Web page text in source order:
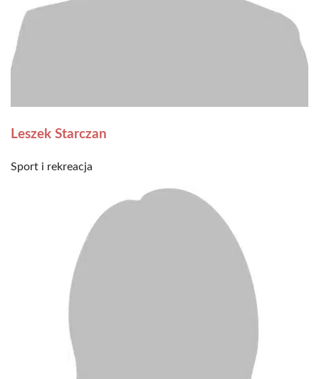
Leszek Starczan
Sport i rekreacja